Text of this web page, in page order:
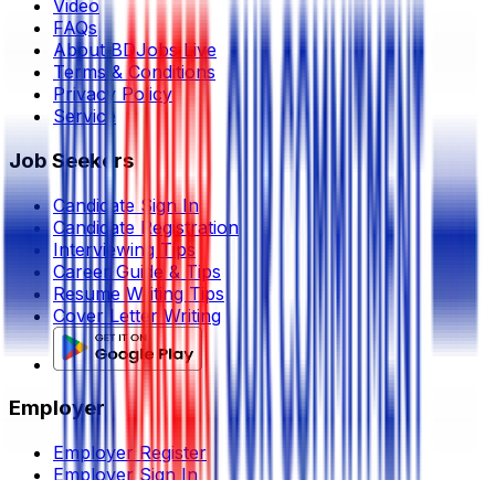
Video
FAQs
About BDJobs Live
Terms & Conditions
Privacy Policy
Service
Job Seekers
Candidate Sign In
Candidate Registration
Interviewing Tips
Career Guide & Tips
Resume Writing Tips
Cover Letter Writing
Employer
Employer Register
Employer Sign In